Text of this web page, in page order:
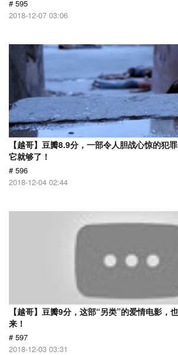
# 595
2018-12-07 03:06
【越哥】豆瓣8.9分，一部令人胆战心惊的犯
它就够了！
# 596
2018-12-04 02:44
【越哥】豆瓣9分，这部“另类”的爱情电影，
来！
# 597
2018-12-03 03:31